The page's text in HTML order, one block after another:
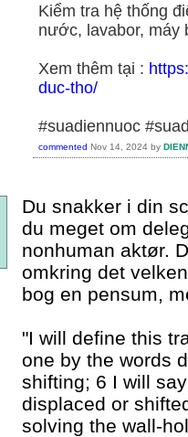
Kiểm tra hệ thống
nước, lavabor, máy
Xem thêm tại :
duc-tho/
#suadiennuoc
commented Nov 14, 2024 by
Du snakker i din
du meget om
nonhuman aktør.
omkring det
bog en pensum,
"I will define this
one by the words
shifting; 6 I will
displaced or
solving the wall-